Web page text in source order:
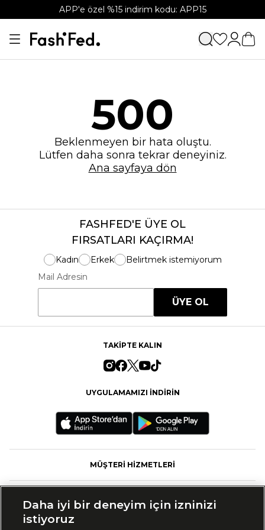
APP'e özel %15 indirim kodu: APP15
500
Beklenmeyen bir hata oluştu.
Lütfen daha sonra tekrar deneyiniz.
Ana sayfaya dön
FASHFED'E ÜYE OL
FIRSATLARI KAÇIRMA!
Kadın Erkek
Belirtmek istemiyorum
Mail Adresin
ÜYE OL
TAKİPTE KALIN
UYGULAMAMIZI İNDİRİN
MÜŞTERİ HİZMETLERİ
Daha iyi bir deneyim için izninizi
istiyoruz